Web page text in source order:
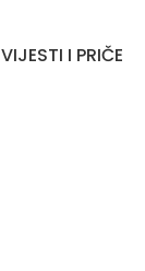
VIJESTI I PRIČE